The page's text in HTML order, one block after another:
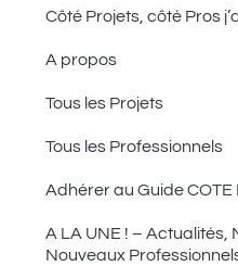
Côté Projets, côté Pros
A propos
Tous les Projets
Tous les Professionnels
Adhérer au Guide COTE
A LA UNE ! – Actualités,
Nouveaux